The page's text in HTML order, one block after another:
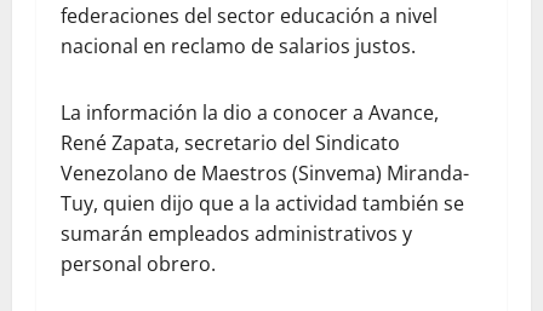
federaciones del sector educación a nivel
nacional en reclamo de salarios justos.
La información la dio a conocer a Avance,
René Zapata, secretario del Sindicato
Venezolano de Maestros (Sinvema) Miranda-
Tuy, quien dijo que a la actividad también se
sumarán empleados administrativos y
personal obrero.